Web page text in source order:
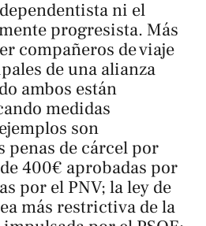
ni el
progresista. Más
compañeros de viaje
de una alianza
ambos están
medidas
son
penas de cárcel por
400€ aprobadas por
por el PNV; la ley de
más restrictiva de la